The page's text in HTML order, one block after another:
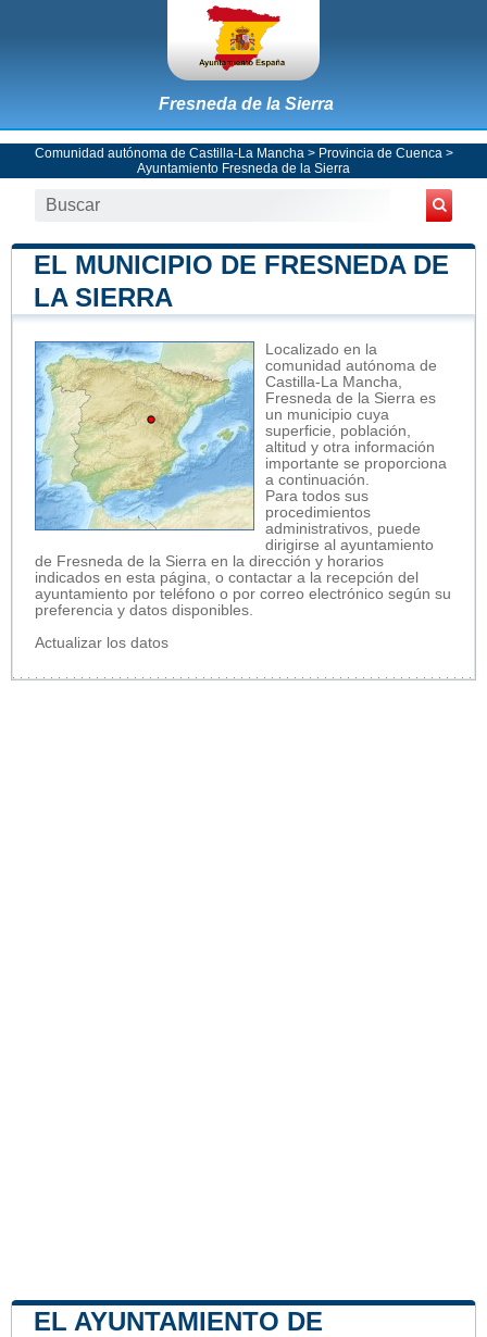
Fresneda de la Sierra
Comunidad autónoma de Castilla-La Mancha > Provincia de Cuenca >
Ayuntamiento Fresneda de la Sierra
EL MUNICIPIO DE FRESNEDA DE
LA SIERRA
Localizado en la
comunidad autónoma de
Castilla-La Mancha,
Fresneda de la Sierra es
un municipio cuya
superficie, población,
altitud y otra información
importante se proporciona
a continuación.
Para todos sus
procedimientos
administrativos, puede
dirigirse al ayuntamiento
de Fresneda de la Sierra en la dirección y horarios
indicados en esta página, o contactar a la recepción del
ayuntamiento por teléfono o por correo electrónico según su
preferencia y datos disponibles.
Actualizar los datos
EL AYUNTAMIENTO DE